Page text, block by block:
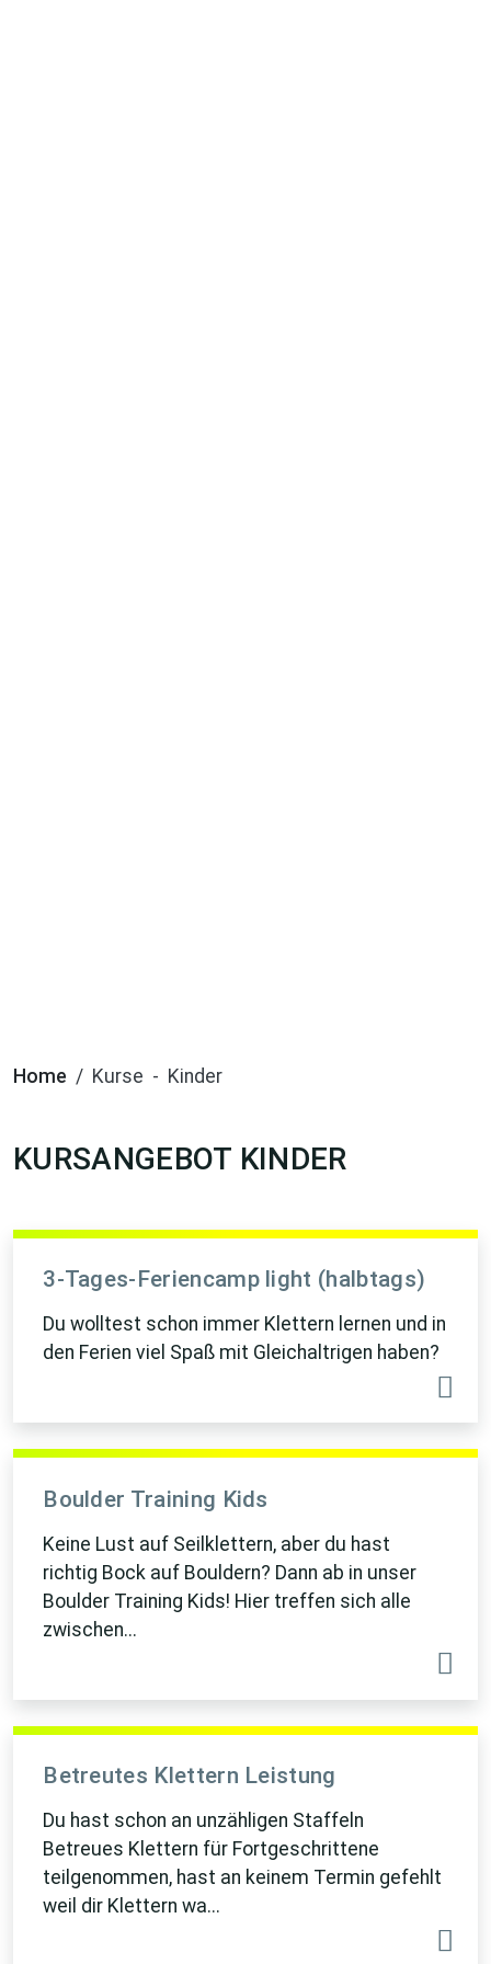
Home Kurse Kinder
KURSANGEBOT KINDER
3-Tages-Feriencamp light (halbtags)
Du wolltest schon immer Klettern lernen und in
den Ferien viel Spaß mit Gleichaltrigen haben?
Boulder Training Kids
Keine Lust auf Seilklettern, aber du hast
richtig Bock auf Bouldern? Dann ab in unser
Boulder Training Kids! Hier treffen sich alle
zwischen...
Betreutes Klettern Leistung
Du hast schon an unzähligen Staffeln
Betreues Klettern für Fortgeschrittene
teilgenommen, hast an keinem Termin gefehlt
weil dir Klettern wa...